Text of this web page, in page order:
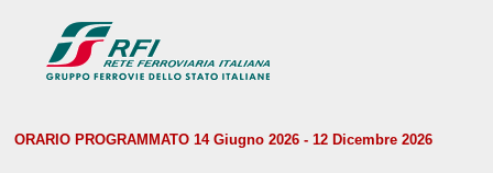
ORARIO PROGRAMMATO 14 Giugno 2026 - 12 Dicembre 2026